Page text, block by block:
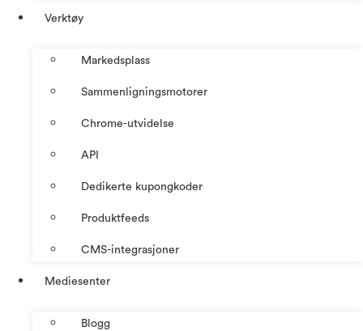
Verktøy
Markedsplass
Sammenligningsmotorer
Chrome-utvidelse
API
Dedikerte kupongkoder
Produktfeeds
CMS-integrasjoner
Mediesenter
Blogg